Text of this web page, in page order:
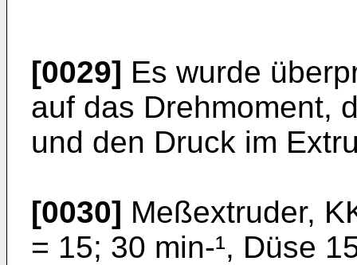
[0029] Es wurde
auf das Drehmoment,
und den Druck im
[0030] Meßextruder,
= 15; 30 min-¹, Düse